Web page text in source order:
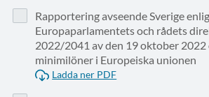
Rapportering avseende Sverige
Europaparlamentets och rådets
2022/2041 av den 19 oktober
minimilöner i Europeiska unionen
Ladda ner PDF